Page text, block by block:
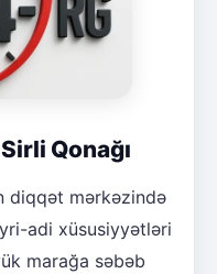
Qonağı
diqqət mərkəzində
adi xüsusiyyətləri
marağa səbəb